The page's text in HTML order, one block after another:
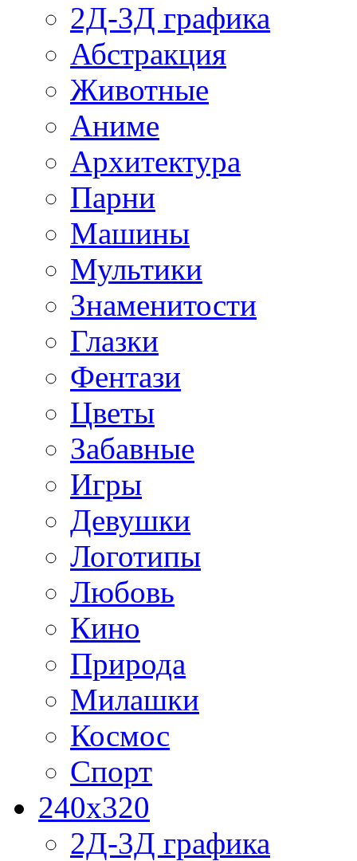
2Д-3Д графика
Абстракция
Животные
Аниме
Архитектура
Парни
Машины
Мультики
Знаменитости
Глазки
Фентази
Цветы
Забавные
Игры
Девушки
Логотипы
Любовь
Кино
Природа
Милашки
Космос
Спорт
240x320
2Д-3Д графика